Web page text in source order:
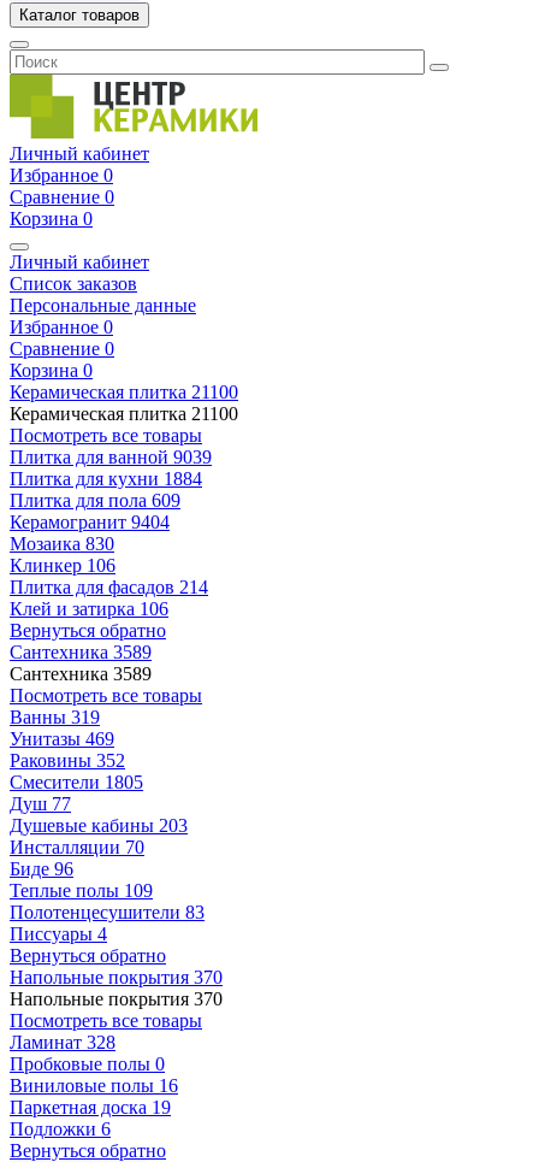
Каталог товаров
Личный кабинет
Избранное 0
Сравнение 0
Корзина 0
Личный кабинет
Список заказов
Персональные данные
Избранное 0
Сравнение 0
Корзина 0
Керамическая плитка 21100
Керамическая плитка 21100
Посмотреть все товары
Плитка для ванной 9039
Плитка для кухни 1884
Плитка для пола 609
Керамогранит 9404
Мозаика 830
Клинкер 106
Плитка для фасадов 214
Клей и затирка 106
Вернуться обратно
Сантехника 3589
Сантехника 3589
Посмотреть все товары
Ванны 319
Унитазы 469
Раковины 352
Смесители 1805
Душ 77
Душевые кабины 203
Инсталляции 70
Биде 96
Теплые полы 109
Полотенцесушители 83
Писсуары 4
Вернуться обратно
Напольные покрытия 370
Напольные покрытия 370
Посмотреть все товары
Ламинат 328
Пробковые полы 0
Виниловые полы 16
Паркетная доска 19
Подложки 6
Вернуться обратно